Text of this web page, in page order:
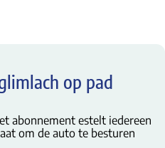
op pad
abonnement estelt iedereen
om de auto te besturen